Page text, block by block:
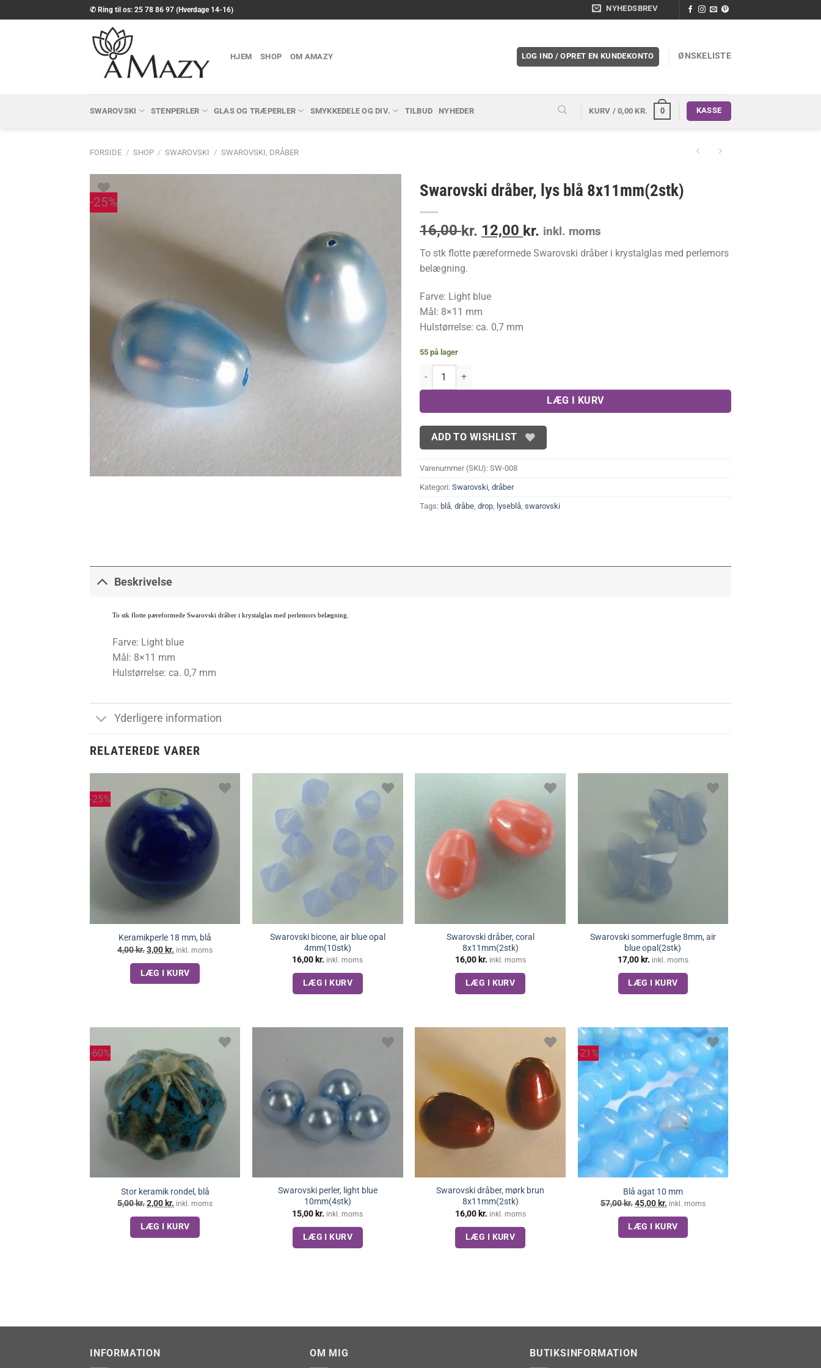
til
✆ Ring til os: 25 78 86 97 (Hverdage 14-16) NYHEDSBREV
HJEM SHOP OM AMAZY LOG IND / OPRET EN KUNDEKONTO ØNSKELISTE
SWAROVSKI STENPERLER GLAS OG TRÆPERLER SMYKKEDELE OG DIV. TILBUD NYHEDER KURV /0,00 KR. 0 KASSE
FORSIDE / SHOP / SWAROVSKI / SWAROVSKI, DRÅBER
-25%
Swarovski dråber, lys blå 8x11mm(2stk)
16,00kr. Den
pris
12,00 kr. Den
pris
inkl. moms
To stk flotte pæreformede Swarovski dråber i krystalglas med perlemors
belægning.
Farve: Light blue
Mål: 8×11 mm
Hulstørrelse: ca. 0,7 mm
55 på lager
Swarovski dråber, lys blå 8x11mm(2stk) antal
LÆG I KURV
ADD TO WISHLIST
Varenummer (SKU): SW-008
Kategori: Swarovski, dråber
Tags: blå, dråbe, drop, lyseblå, swarovski
Beskrivelse
To stk flotte pæreformede Swarovski dråber i krystalglas med perlemors belægning.
Farve: Light blue
Mål: 8×11 mm
Hulstørrelse: ca. 0,7 mm
Yderligere information
RELATEREDE VARER
-25%
Keramikperle 18 mm, blå
4,00kr.Den
pris
var:
4,00 kr..
3,00 kr. Den
pris
er:
3,00 kr..
inkl. moms
LÆG I KURV
Swarovski bicone, air blue opal
4mm(10stk)
16,00 kr. inkl. moms
LÆG I KURV
Swarovski dråber, coral
8x11mm(2stk)
16,00 kr. inkl. moms
LÆG I KURV
Swarovski sommerfugle 8mm, air
blue opal(2stk)
17,00 kr. inkl. moms
LÆG I KURV
-60%
Stor keramik rondel, blå
5,00kr.Den
pris
var:
5,00 kr..
2,00 kr. Den
pris
er:
2,00 kr..
inkl. moms
LÆG I KURV
Swarovski perler, light blue
10mm(4stk)
15,00 kr. inkl. moms
LÆG I KURV
Swarovski dråber, mørk brun
8x11mm(2stk)
16,00 kr. inkl. moms
LÆG I KURV
-21%
Blå agat 10 mm
57,00kr.Den
pris
var:
57,00 kr..
45,00 kr.Den
pris
er:
45,00 kr..
inkl. moms
LÆG I KURV
INFORMATION OM MIG BUTIKSINFORMATION